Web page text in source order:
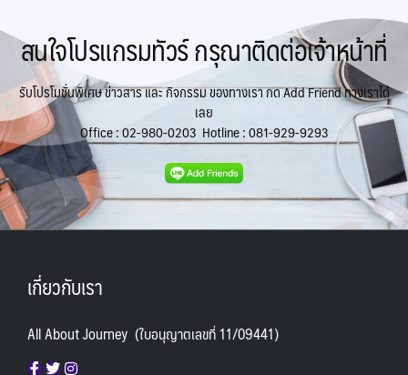
สนใจโปรแกรมทัวร์ กรุณาติดต่อเจ้าหน้าที่
รับโปรโมชั่นพิเศษ ข่าวสาร และ กิจกรรม ของทางเรา กด Add Friend ทางเราได้
เลย
Office :02-980-0203 Hotline :081-929-9293
เกี่ยวกับเรา
All About Journey (ใบอนุญาตเลขที่ 11/09441)